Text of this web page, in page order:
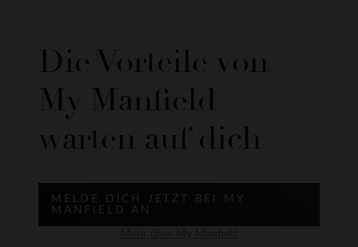
Die Vorteile von
My Manfield
warten auf dich
MELDE DICH JETZT BEI MY
MANFIELD AN